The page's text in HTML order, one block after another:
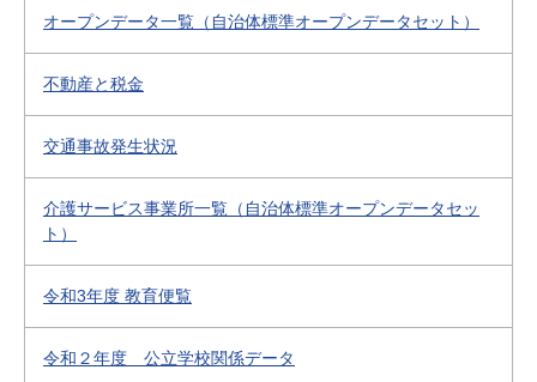
オープンデータ一覧（自治体標準オープンデータセット）
不動産と税金
交通事故発生状況
介護サービス事業所一覧（自治体標準オープンデータセッ
ト）
令和3年度 教育便覧
令和２年度 公立学校関係データ